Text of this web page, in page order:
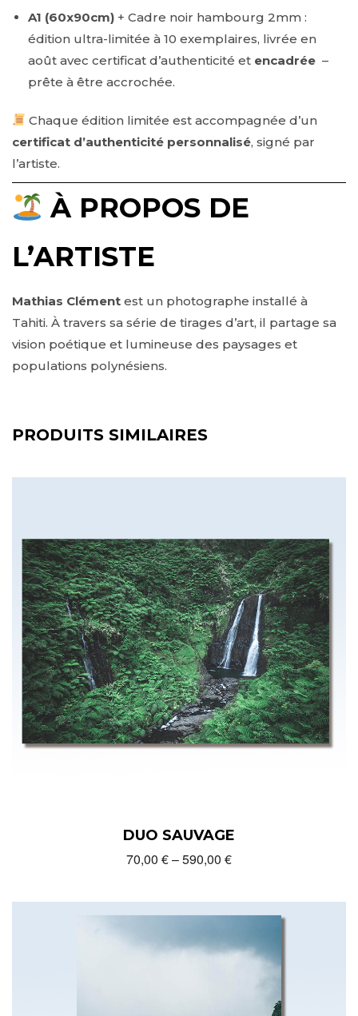
A1 (60x90cm) + Cadre noir hambourg 2mm :
édition ultra-limitée à 10 exemplaires, livrée en
août avec certificat d’authenticité et encadrée –
prête à être accrochée.
Chaque édition limitée est accompagnée d’un
certificat d’authenticité personnalisé, signé par
l’artiste.
À PROPOS DE
L’ARTISTE
Mathias Clément est un photographe installé à
Tahiti. À travers sa série de tirages d’art, il partage sa
vision poétique et lumineuse des paysages et
populations polynésiens.
PRODUITS SIMILAIRES
DUO SAUVAGE
70,00 €–590,00 €